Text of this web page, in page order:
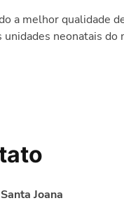
a melhor qualidade
unidades neonatais
Joana